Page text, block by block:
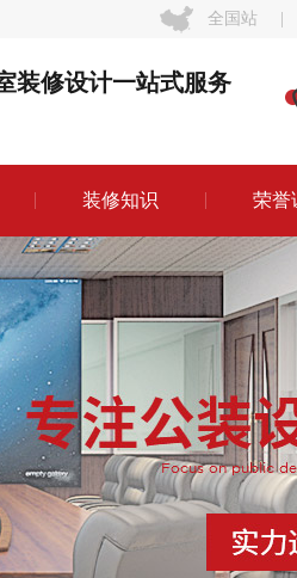
全国站
装修设计一站式服务
装修知识 荣誉